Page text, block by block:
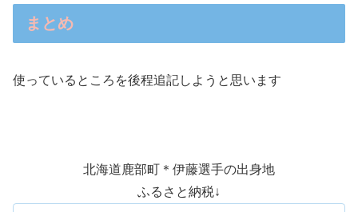
まとめ
使っているところを後程追記しようと思います
北海道鹿部町＊伊藤選手の出身地
ふるさと納税↓